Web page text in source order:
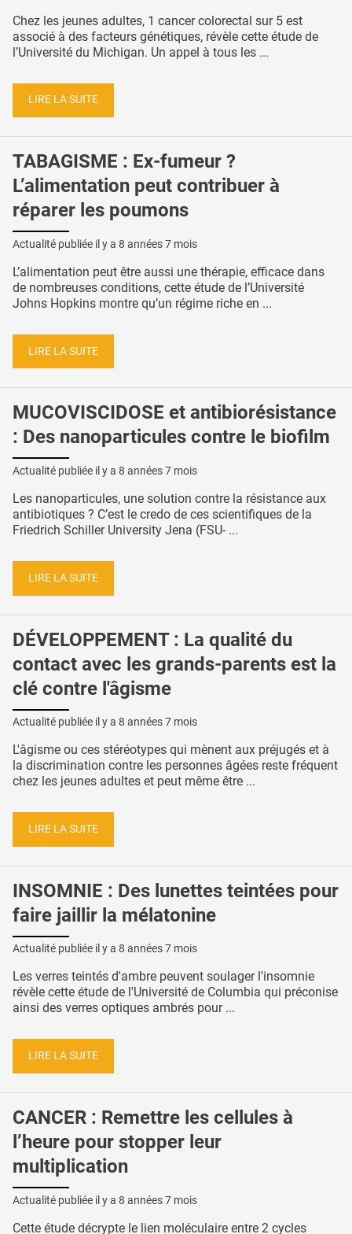
Chez les jeunes adultes, 1 cancer colorectal sur 5 est
associé à des facteurs génétiques, révèle cette étude de
l’Université du Michigan. Un appel à tous les ...
LIRE LA SUITE
TABAGISME : Ex-fumeur ?
L’alimentation peut contribuer à
réparer les poumons
Actualité publiée il y a 8 années 7 mois
L’alimentation peut être aussi une thérapie, efficace dans
de nombreuses conditions, cette étude de l’Université
Johns Hopkins montre qu’un régime riche en ...
LIRE LA SUITE
MUCOVISCIDOSE et antibiorésistance
: Des nanoparticules contre le biofilm
Actualité publiée il y a 8 années 7 mois
Les nanoparticules, une solution contre la résistance aux
antibiotiques ? C’est le credo de ces scientifiques de la
Friedrich Schiller University Jena (FSU- ...
LIRE LA SUITE
DÉVELOPPEMENT : La qualité du
contact avec les grands-parents est la
clé contre l'âgisme
Actualité publiée il y a 8 années 7 mois
L'âgisme ou ces stéréotypes qui mènent aux préjugés et à
la discrimination contre les personnes âgées reste fréquent
chez les jeunes adultes et peut même être ...
LIRE LA SUITE
INSOMNIE : Des lunettes teintées pour
faire jaillir la mélatonine
Actualité publiée il y a 8 années 7 mois
Les verres teintés d'ambre peuvent soulager l'insomnie
révèle cette étude de l'Université de Columbia qui préconise
ainsi des verres optiques ambrés pour ...
LIRE LA SUITE
CANCER : Remettre les cellules à
l’heure pour stopper leur
multiplication
Actualité publiée il y a 8 années 7 mois
Cette étude décrypte le lien moléculaire entre 2 cycles